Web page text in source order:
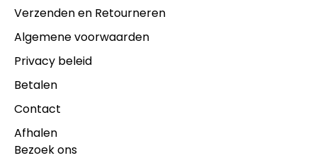
Verzenden en Retourneren
Algemene voorwaarden
Privacy beleid
Betalen
Contact
Afhalen
Bezoek ons